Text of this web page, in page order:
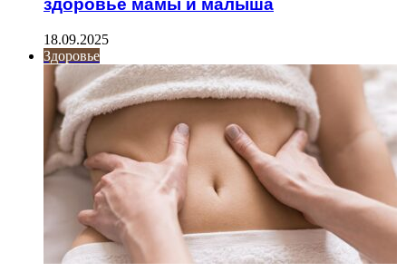
здоровье мамы и малыша
18.09.2025
Здоровье